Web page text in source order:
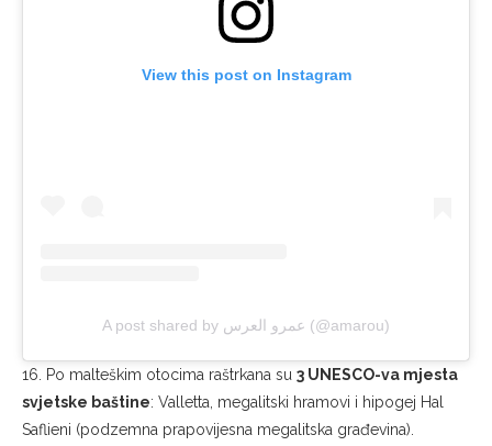
View this post on Instagram
A post shared by عمرو العرس (@amarou)
16. Po malteškim otocima raštrkana su 3 UNESCO-va mjesta
svjetske baštine: Valletta, megalitski hramovi i hipogej Hal
Saflieni (podzemna prapovijesna megalitska građevina).